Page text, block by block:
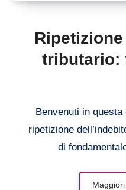
tributario:
Benvenuti in
ripetizione
di